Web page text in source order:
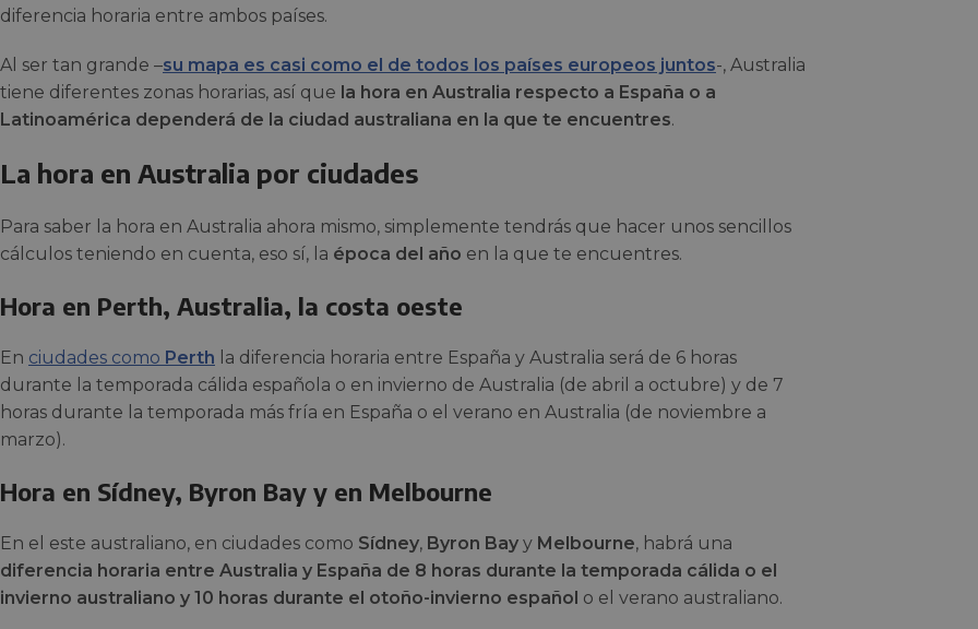
diferencia horaria entre ambos países.
Al ser tan grande –su mapa es casi como el de todos los países europeos juntos-, Australia
tiene diferentes zonas horarias, así que la hora en Australia respecto a España o a
Latinoamérica dependerá de la ciudad australiana en la que te encuentres.
La hora en Australia por ciudades
Para saber la hora en Australia ahora mismo, simplemente tendrás que hacer unos sencillos
cálculos teniendo en cuenta, eso sí, la época del año en la que te encuentres.
Hora en Perth, Australia, la costa oeste
En ciudades como Perth la diferencia horaria entre España y Australia será de 6 horas
durante la temporada cálida española o en invierno de Australia (de abril a octubre) y de 7
horas durante la temporada más fría en España o el verano en Australia (de noviembre a
marzo).
Hora en Sídney, Byron Bay y en Melbourne
En el este australiano, en ciudades como Sídney, Byron Bay y Melbourne, habrá una
diferencia horaria entre Australia y España de 8 horas durante la temporada cálida o el
invierno australiano y 10 horas durante el otoño-invierno español o el verano australiano.